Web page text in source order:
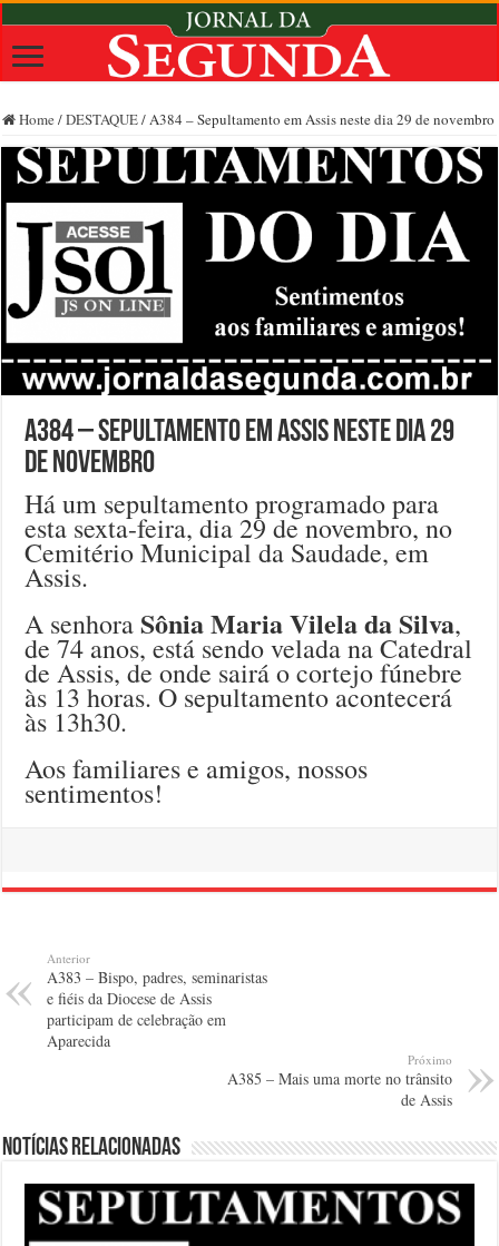
Home /DESTAQUE/A384 – Sepultamento em Assis neste dia 29 de novembro
A384 – Sepultamento em Assis neste dia 29
de novembro
Há um sepultamento programado para
esta sexta-feira, dia 29 de novembro, no
Cemitério Municipal da Saudade, em
Assis.
A senhoraSônia Maria Vilela da Silva,
de 74 anos, está sendo velada na Catedral
de Assis, de onde sairá o cortejo fúnebre
às 13 horas. O sepultamento acontecerá
às 13h30.
Aos familiares e amigos, nossos
sentimentos!
Anterior
A383 – Bispo, padres, seminaristas
e fiéis da Diocese de Assis
participam de celebração em
Aparecida
Próximo
A385 – Mais uma morte no trânsito
de Assis
Notícias relacionadas